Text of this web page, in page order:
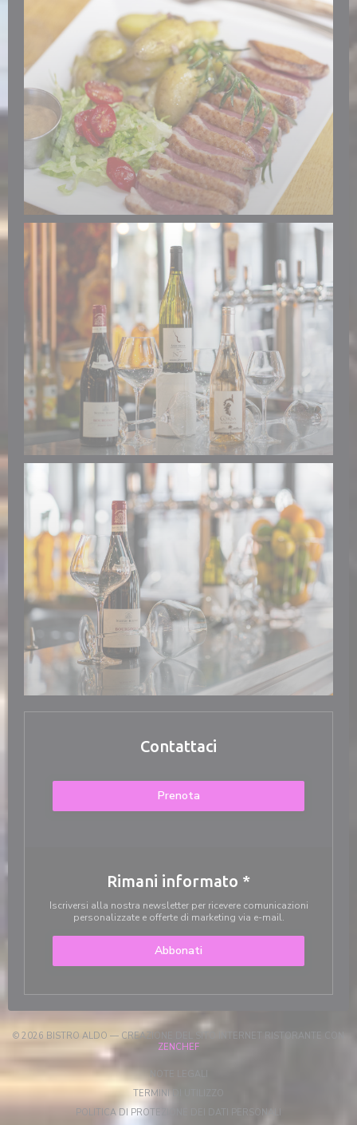
Contattaci
Prenota
Rimani informato *
Iscriversi alla nostra newsletter per ricevere comunicazioni
personalizzate e offerte di marketing via e-mail.
Abbonati
© 2026 BISTRO ALDO — CREAZIONE DEL SITO INTERNET RISTORANTE CON
ZENCHEF((APRE UNA NUOVA FINESTRA))
TERMINI DI UTILIZZO
POLITICA DI PROTEZIONE DEI DATI PERSONALI